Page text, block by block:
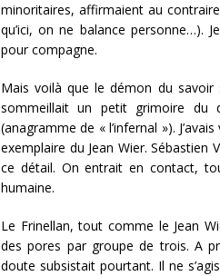
minoritaires, affirmaient au
qu’ici, on ne balance personne…).
pour compagne.
Mais voilà que le démon du savoir
sommeillait un petit grimoire du
(anagramme de « l’infernal »).
exemplaire du Jean Wier.
ce détail. On entrait en contact,
humaine.
Le Frinellan, tout comme le Jean
des pores par groupe de trois. A
doute subsistait pourtant. Il ne